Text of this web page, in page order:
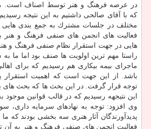
در عرصه فرهنگ و هنر توسط اصناف است.
كه با آقای صالحی داشتیم به این نتیجه
مختلف در جلسات مشترك به جمع بندی هایی
فعالیت های انجمن های صنفی فرهنگ و هنر
هایی در جهت استقرار نظام صنفی فرهنگ و
راستا مهم ترین اولویت ها صنف بود اما ما
ماجرای بیمه بیكاری هم رسیدیم كه برای
باشد. از این جهت است كه اهمیت استقرار
توجه قرار گرفت. در این بحث ها كه بحث های
این نتیجهه رسیدیم كه در قالب قوانین موجود
وی افزود: توجه به نهادهای سرمایه داری،
پدیدآورندگان آثار هنری سه بخشی بودند كه
فعالیت انجمن های صنفی فرهنگ و هنر به آن